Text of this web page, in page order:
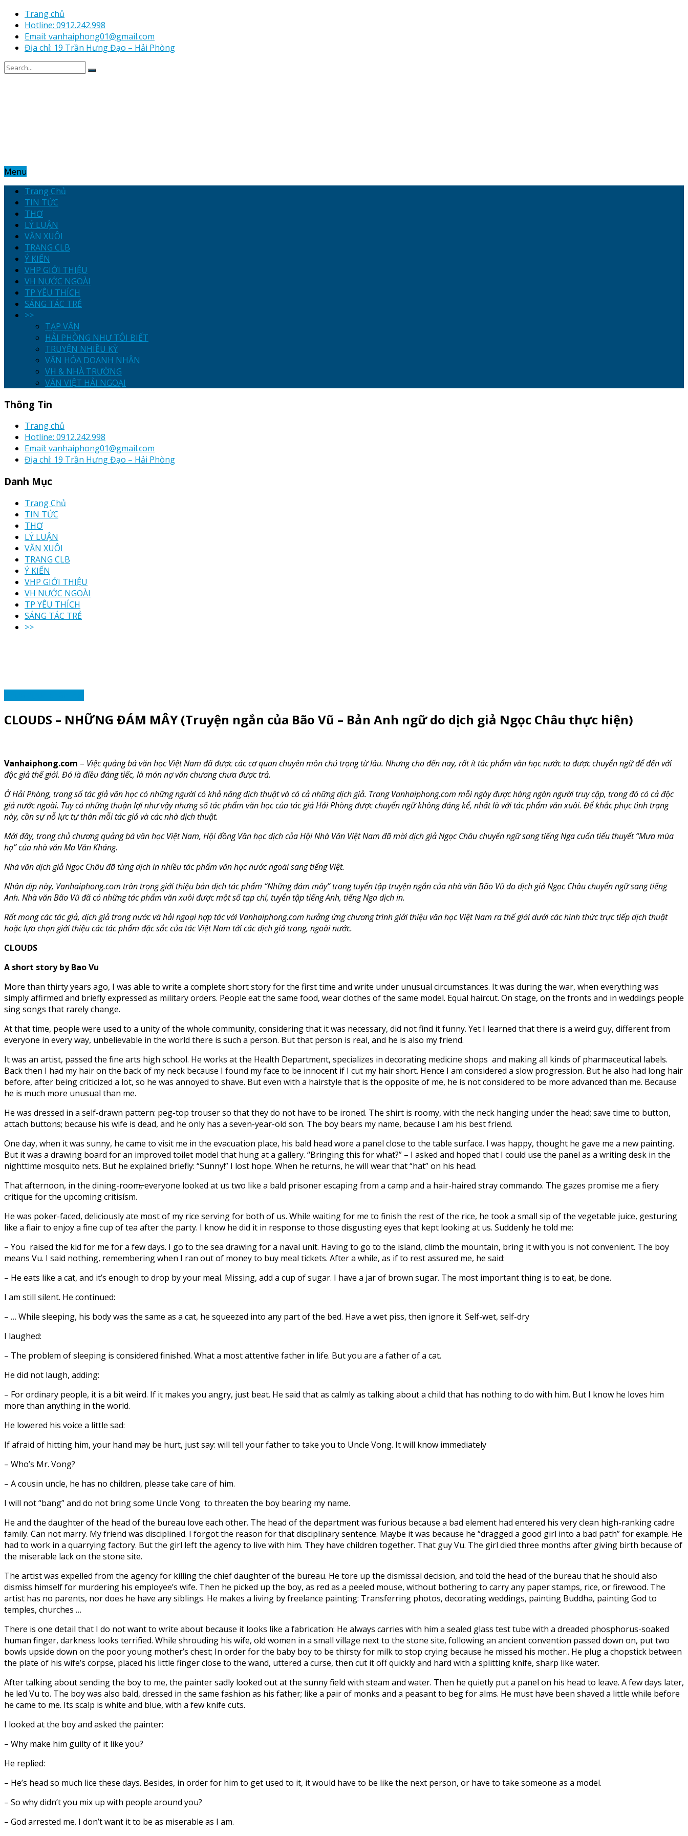
Trang chủ
Hotline: 0912.242.998
Email: vanhaiphong01@gmail.com
Địa chỉ: 19 Trần Hưng Đạo – Hải Phòng
Menu
Trang Chủ
TIN TỨC
THƠ
LÝ LUẬN
VĂN XUÔI
TRANG CLB
Ý KIẾN
VHP GIỚI THIỆU
VH NƯỚC NGOÀI
TP YÊU THÍCH
SÁNG TÁC TRẺ
>>
TẠP VĂN
HẢI PHÒNG NHƯ TÔI BIẾT
TRUYỆN NHIỀU KỲ
VĂN HÓA DOANH NHÂN
VH & NHÀ TRƯỜNG
VĂN VIỆT HẢI NGOẠI
Thông Tin
Trang chủ
Hotline: 0912.242.998
Email: vanhaiphong01@gmail.com
Địa chỉ: 19 Trần Hưng Đạo – Hải Phòng
Danh Mục
Trang Chủ
TIN TỨC
THƠ
LÝ LUẬN
VĂN XUÔI
TRANG CLB
Ý KIẾN
VHP GIỚI THIỆU
VH NƯỚC NGOÀI
TP YÊU THÍCH
SÁNG TÁC TRẺ
>>
CLOUDS – NHỮNG ĐÁM MÂY (Truyện ngắn của Bão Vũ – Bản Anh ngữ do dịch giả Ngọc Châu thực hiện)
Vanhaiphong.com – Việc quảng bá văn học Việt Nam đã được các cơ quan chuyên môn chú trọng từ lâu. Nhưng cho đến nay, rất ít tác phẩm văn học nước ta được chuyển ngữ để đến với
độc giả thế giới. Đó là điều đáng tiếc, là món nợ văn chương chưa được trả.
Ở Hải Phòng, trong số tác giả văn học có những người có khả năng dịch thuật và có cả những dịch giả. Trang Vanhaiphong.com mỗi ngày được hàng ngàn người truy cập, trong đó có cả độc
giả nước ngoài. Tuy có những thuận lợi như vậy nhưng số tác phẩm văn học của tác giả Hải Phòng được chuyển ngữ không đáng kể, nhất là với tác phẩm văn xuôi. Để khắc phục tình trạng
này, cần sự nỗ lực tự thân mỗi tác giả và các nhà dịch thuật.
Mới đây, trong chủ chương quảng bá văn học Việt Nam, Hội đồng Văn học dịch của Hội Nhà Văn Việt Nam đã mời dịch giả Ngọc Châu chuyển ngữ sang tiếng Nga cuốn tiểu thuyết “Mưa mùa
hạ” của nhà văn Ma Văn Kháng.
Nhà văn dịch giả Ngọc Châu đã từng dịch in nhiều tác phẩm văn học nước ngoài sang tiếng Việt.
Nhân dịp này, Vanhaiphong.com trân trọng giới thiệu bản dịch tác phẩm “Những đám mây” trong tuyển tập truyện ngắn của nhà văn Bão Vũ do dịch giả Ngọc Châu chuyển ngữ sang tiếng
Anh. Nhà văn Bão Vũ đã có những tác phẩm văn xuôi được một số tạp chí, tuyển tập tiếng Anh, tiếng Nga dịch in.
Rất mong các tác giả, dịch giả trong nước và hải ngoại hợp tác với Vanhaiphong.com hưởng ứng chương trình giới thiệu văn học Việt Nam ra thế giới dưới các hình thức trực tiếp dịch thuật
hoặc lựa chọn giới thiệu các tác phẩm đặc sắc của tác Việt Nam tới các dịch giả trong, ngoài nước.
CLOUDS
A short story by Bao Vu
More than thirty years ago, I was able to write a complete short story for the first time and write under unusual circumstances. It was during the war, when everything was
simply affirmed and briefly expressed as military orders. People eat the same food, wear clothes of the same model. Equal haircut. On stage, on the fronts and in weddings people
sing songs that rarely change.
At that time, people were used to a unity of the whole community, considering that it was necessary, did not find it funny. Yet I learned that there is a weird guy, different from
everyone in every way, unbelievable in the world there is such a person. But that person is real, and he is also my friend.
It was an artist, passed the fine arts high school. He works at the Health Department, specializes in decorating medicine shops and making all kinds of pharmaceutical labels.
Back then I had my hair on the back of my neck because I found my face to be innocent if I cut my hair short. Hence I am considered a slow progression. But he also had long hair
before, after being criticized a lot, so he was annoyed to shave. But even with a hairstyle that is the opposite of me, he is not considered to be more advanced than me. Because
he is much more unusual than me.
He was dressed in a self-drawn pattern: peg-top trouser so that they do not have to be ironed. The shirt is roomy, with the neck hanging under the head; save time to button,
attach buttons; because his wife is dead, and he only has a seven-year-old son. The boy bears my name, because I am his best friend.
One day, when it was sunny, he came to visit me in the evacuation place, his bald head wore a panel close to the table surface. I was happy, thought he gave me a new painting.
But it was a drawing board for an improved toilet model that hung at a gallery. “Bringing this for what?” – I asked and hoped that I could use the panel as a writing desk in the
nighttime mosquito nets. But he explained briefly: “Sunny!” I lost hope. When he returns, he will wear that “hat” on his head.
That afternoon, in the dining-room,everyone looked at us two like a bald prisoner escaping from a camp and a hair-haired stray commando. The gazes promise me a fiery
critique for the upcoming critisísm.
He was poker-faced, deliciously ate most of my rice serving for both of us. While waiting for me to finish the rest of the rice, he took a small sip of the vegetable juice, gesturing
like a flair to enjoy a fine cup of tea after the party. I know he did it in response to those disgusting eyes that kept looking at us. Suddenly he told me:
– You raised the kid for me for a few days. I go to the sea drawing for a naval unit. Having to go to the island, climb the mountain, bring it with you is not convenient. The boy
means Vu. I said nothing, remembering when I ran out of money to buy meal tickets. After a while, as if to rest assured me, he said:
– He eats like a cat, and it’s enough to drop by your meal. Missing, add a cup of sugar. I have a jar of brown sugar. The most important thing is to eat, be done.
I am still silent. He continued:
– … While sleeping, his body was the same as a cat, he squeezed into any part of the bed. Have a wet piss, then ignore it. Self-wet, self-dry
I laughed:
– The problem of sleeping is considered finished. What a most attentive father in life. But you are a father of a cat.
He did not laugh, adding:
– For ordinary people, it is a bit weird. If it makes you angry, just beat. He said that as calmly as talking about a child that has nothing to do with him. But I know he loves him
more than anything in the world.
He lowered his voice a little sad:
If afraid of hitting him, your hand may be hurt, just say: will tell your father to take you to Uncle Vong. It will know immediately
– Who’s Mr. Vong?
– A cousin uncle, he has no children, please take care of him.
I will not “bang” and do not bring some Uncle Vong to threaten the boy bearing my name.
He and the daughter of the head of the bureau love each other. The head of the department was furious because a bad element had entered his very clean high-ranking cadre
family. Can not marry. My friend was disciplined. I forgot the reason for that disciplinary sentence. Maybe it was because he “dragged a good girl into a bad path” for example. He
had to work in a quarrying factory. But the girl left the agency to live with him. They have children together. That guy Vu. The girl died three months after giving birth because of
the miserable lack on the stone site.
The artist was expelled from the agency for killing the chief daughter of the bureau. He tore up the dismissal decision, and told the head of the bureau that he should also
dismiss himself for murdering his employee’s wife. Then he picked up the boy, as red as a peeled mouse, without bothering to carry any paper stamps, rice, or firewood. The
artist has no parents, nor does he have any siblings. He makes a living by freelance painting: Transferring photos, decorating weddings, painting Buddha, painting God to
temples, churches …
There is one detail that I do not want to write about because it looks like a fabrication: He always carries with him a sealed glass test tube with a dreaded phosphorus-soaked
human finger, darkness looks terrified. While shrouding his wife, old women in a small village next to the stone site, following an ancient convention passed down on, put two
bowls upside down on the poor young mother’s chest; In order for the baby boy to be thirsty for milk to stop crying because he missed his mother.. He plug a chopstick between
the plate of his wife’s corpse, placed his little finger close to the wand, uttered a curse, then cut it off quickly and hard with a splitting knife, sharp like water.
After talking about sending the boy to me, the painter sadly looked out at the sunny field with steam and water. Then he quietly put a panel on his head to leave. A few days later,
he led Vu to. The boy was also bald, dressed in the same fashion as his father; like a pair of monks and a peasant to beg for alms. He must have been shaved a little while before
he came to me. Its scalp is white and blue, with a few knife cuts.
I looked at the boy and asked the painter:
– Why make him guilty of it like you?
He replied:
– He’s head so much lice these days. Besides, in order for him to get used to it, it would have to be like the next person, or have to take someone as a model.
– So why didn’t you mix up with people around you?
– God arrested me. I don’t want it to be as miserable as I am.